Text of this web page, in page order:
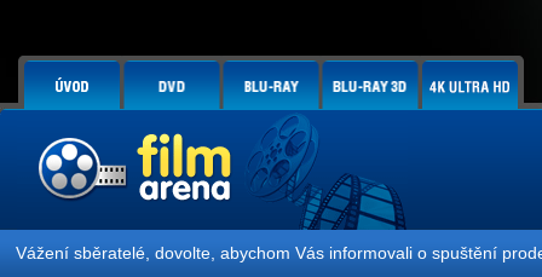
Vážení sběratelé, dovolte, abychom Vás informovali o spuštění